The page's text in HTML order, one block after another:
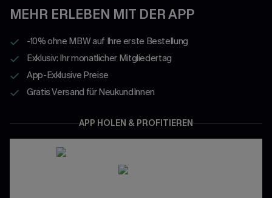
MEHR ERLEBEN MIT DER APP
-10% ohne MBW auf Ihre erste Bestellung
Exklusiv: Ihr monatlicher Mitgliedertag
App-Exklusive Preise
Gratis Versand für NeukundInnen
APP HOLEN & PROFITIEREN